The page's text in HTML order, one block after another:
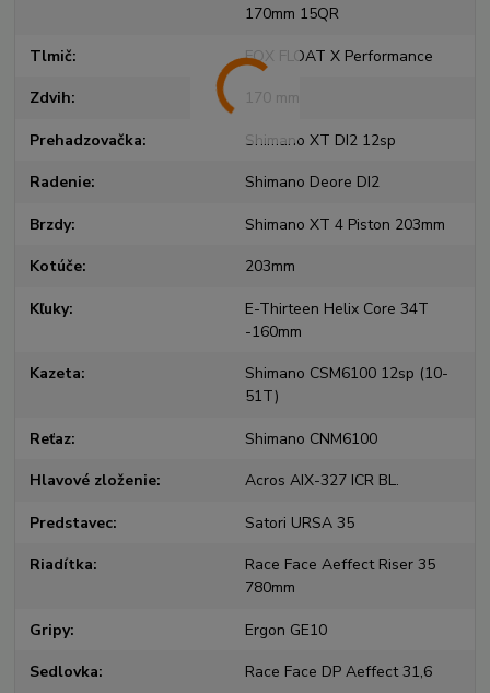
170mm 15QR
Tlmič FOX FLOAT X Performance
Zdvih 170 mm
Prehadzovačka Shimano XT DI2 12sp
Radenie Shimano Deore DI2
Brzdy Shimano XT 4 Piston 203mm
Kotúče 203mm
Kľuky
E-Thirteen Helix Core 34T
-160mm
Kazeta
Shimano CSM6100 12sp (10-
51T)
Reťaz Shimano CNM6100
Hlavové zloženie Acros AIX-327 ICR BL.
Predstavec Satori URSA 35
Riadítka
Race Face Aeffect Riser 35
780mm
Gripy Ergon GE10
Sedlovka Race Face DP Aeffect 31,6